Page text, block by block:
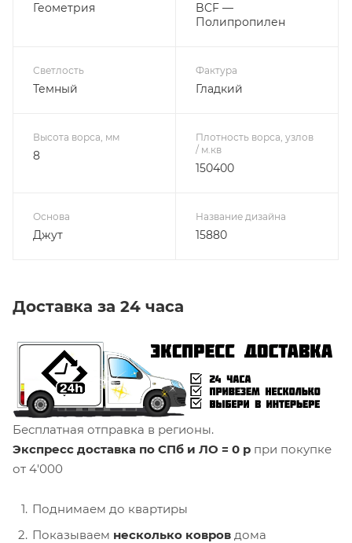
Геометрия
BCF —
Полипропилен
Светлость
Темный
Фактура
Гладкий
Высота ворса, мм
8
Плотность ворса, узлов
/ м.кв
150400
Основа
Джут
Название дизайна
15880
Доставка за 24 часа
Бесплатная отправка в регионы.
Экспресс доставка по СПб и ЛО = 0 р при покупке
от 4'000
Поднимаем до квартиры
Показываем несколько ковров дома